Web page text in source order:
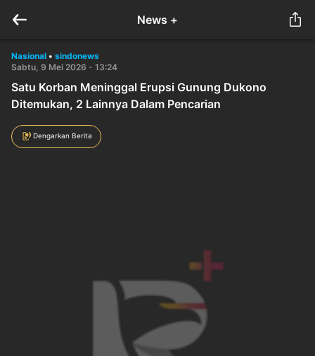
News +
Nasional • sindonews
Sabtu, 9 Mei 2026 - 13:24
Satu Korban Meninggal Erupsi Gunung Dukono
Ditemukan, 2 Lainnya Dalam Pencarian
Dengarkan Berita